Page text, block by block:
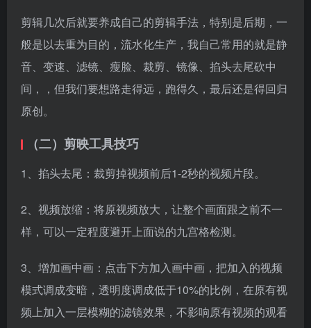
1、掐头去尾：裁剪掉视频前后1-2秒的视频片段。
2、视频放缩：将原视频放大，让整个画面跟之前不一
样，可以一定程度避开上面说的九宫格检测。
3、增加画中画：点击下方加入画中画，把加入的视频
模式调成变暗，透明度调成低于10%的比例，在原有视
4、添加文字、贴纸：在视频中加入部分文字、贴纸等
5、去掉原视频背景音乐：将原视频直接静音处理即